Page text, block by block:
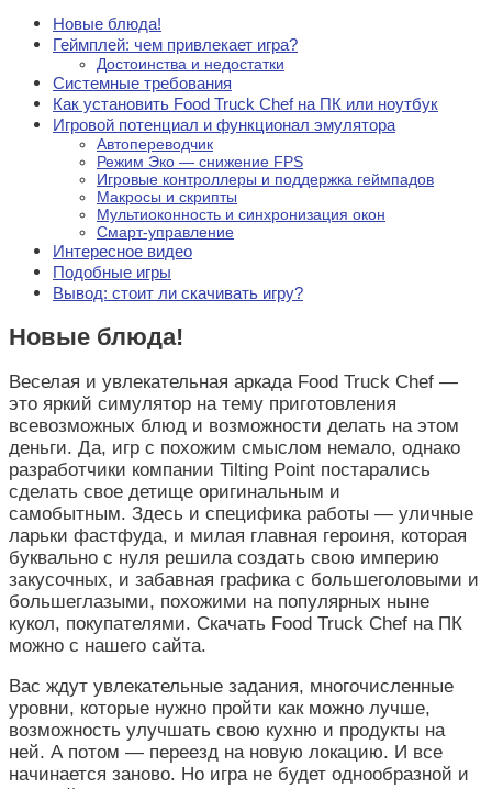
Новые блюда!
Геймплей: чем привлекает игра?
Достоинства и недостатки
Системные требования
Как установить Food Truck Chef на ПК или ноутбук
Игровой потенциал и функционал эмулятора
Автопереводчик
Режим Эко — снижение FPS
Игровые контроллеры и поддержка геймпадов
Макросы и скрипты
Мультиоконность и синхронизация окон
Смарт-управление
Интересное видео
Подобные игры
Вывод: стоит ли скачивать игру?
Новые блюда!
Веселая и увлекательная аркада Food Truck Chef —
это яркий симулятор на тему приготовления
всевозможных блюд и возможности делать на этом
деньги. Да, игр с похожим смыслом немало, однако
разработчики компании Tilting Point постарались
сделать свое детище оригинальным и
самобытным. Здесь и специфика работы — уличные
ларьки фастфуда, и милая главная героиня, которая
буквально с нуля решила создать свою империю
закусочных, и забавная графика с большеголовыми и
большеглазыми, похожими на популярных ныне
кукол, покупателями. Скачать Food Truck Chef на ПК
можно с нашего сайта.
Вас ждут увлекательные задания, многочисленные
уровни, которые нужно пройти как можно лучше,
возможность улучшать свою кухню и продукты на
ней. А потом — переезд на новую локацию. И все
начинается заново. Но игра не будет однообразной и